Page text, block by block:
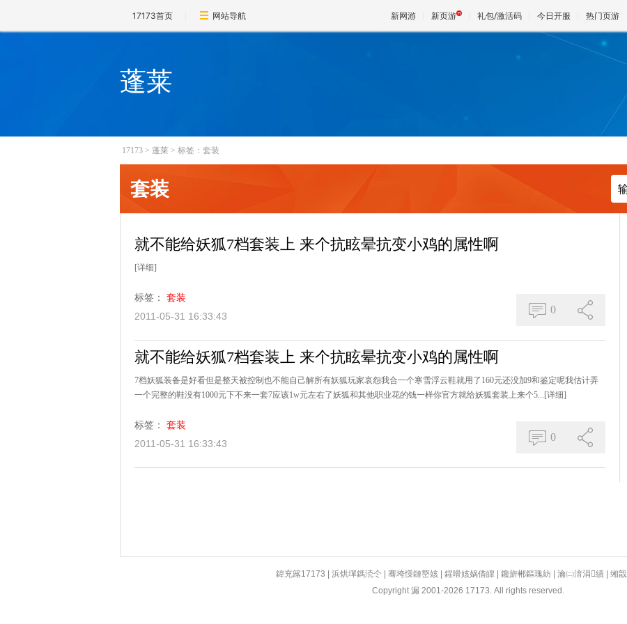
17173首页 网站导航 新网游 新页游 礼包/激活码 今日开服 热门页游
天堂
王权与自
蓬莱
17173 > 蓬莱 > 标签：套装
套装
就不能给妖狐7档套装上 来个抗眩晕抗变小鸡的属性啊
[详细]
标签： 套装
2011-05-31 16:33:43
0
就不能给妖狐7档套装上 来个抗眩晕抗变小鸡的属性啊
7档妖狐装备是好看但是整天被控制也不能自己解所有妖狐玩家哀怨我合一个寒雪浮云鞋就用了160元还没加9和鉴定呢我估计弄
一个完整的鞋没有1000元下不来一套7应该1w元左右了妖狐和其他职业花的钱一样你官方就给妖狐套装上来个5... [详细]
标签： 套装
2011-05-31 16:33:43
0
鍏充簬17173 浜烘墠鎷涜仒 骞垮憡鏈嶅姟 鍟嗗姟娲借皥 鑱旂郴鏂瑰紡 瀹㈡湇涓績
缃
Copyright 漏 2001-2026 17173. All rights reserved.